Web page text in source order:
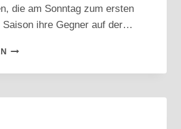
die am Sonntag zum ersten
Saison ihre Gegner auf der…
VORSCHAU:
AM